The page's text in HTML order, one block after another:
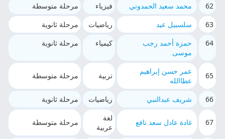
62 محمد سعيد الحمدوني فيزياء
مرحلة متوسطة
63
سلسبيل عيد رياضيات
مرحلة ثانوية
64
حمزة أحمد رجب
موسى
كيمياء مرحلة ثانوية
65
عمر حسن إبراهيم
عطاالله
تربية مرحلة متوسطة
66 شريف عبدالنبي رياضيات مرحلة ثانوية
67 غادة عادل سعد نافع
لغة
عربية
مرحلة متوسطة